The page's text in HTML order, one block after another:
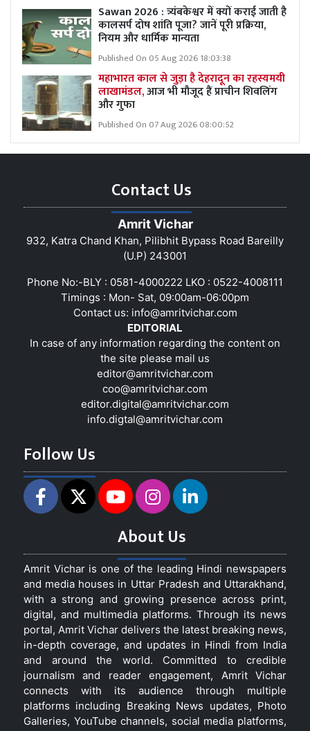
Sawan 2026 : त्र्यंबकेश्वर में क्यों कराई जाती है
कालसर्प दोष शांति पूजा? जानें पूरी प्रक्रिया,
नियम और धार्मिक मान्यता
Published On 05 Aug 2026 18:03:38
महाभारत काल से जुड़ा है देहरादून का रहस्यमयी
लाखामंडल,आज भी मौजूद हैं प्राचीन शिवलिंग
और गुफा
Published On 07 Aug 2026 08:00:52
Contact Us
Amrit Vichar
932, Katra Chand Khan, Pilibhit Bypass Road Bareilly
(U.P) 243001
Phone No:-BLY : 0581-4000222 LKO : 0522-4008111
Timings : Mon- Sat, 09:00am-06:00pm
Contact us: info@amritvichar.com
EDITORIAL
In case of any information regarding the content on
the site please mail us
editor@amritvichar.com
coo@amritvichar.com
editor.digital@amritvichar.com
info.digtal@amritvichar.com
Follow Us
About Us
Amrit Vichar is one of the leading Hindi newspapers
and media houses in Uttar Pradesh and Uttarakhand,
with a strong and growing presence across print,
digital, and multimedia platforms. Through its news
portal, Amrit Vichar delivers the latest breaking news,
in-depth coverage, and updates in Hindi from India
and around the world. Committed to credible
journalism and reader engagement, Amrit Vichar
connects with its audience through multiple
platforms including Breaking News updates, Photo
Galleries, YouTube channels, social media platforms,